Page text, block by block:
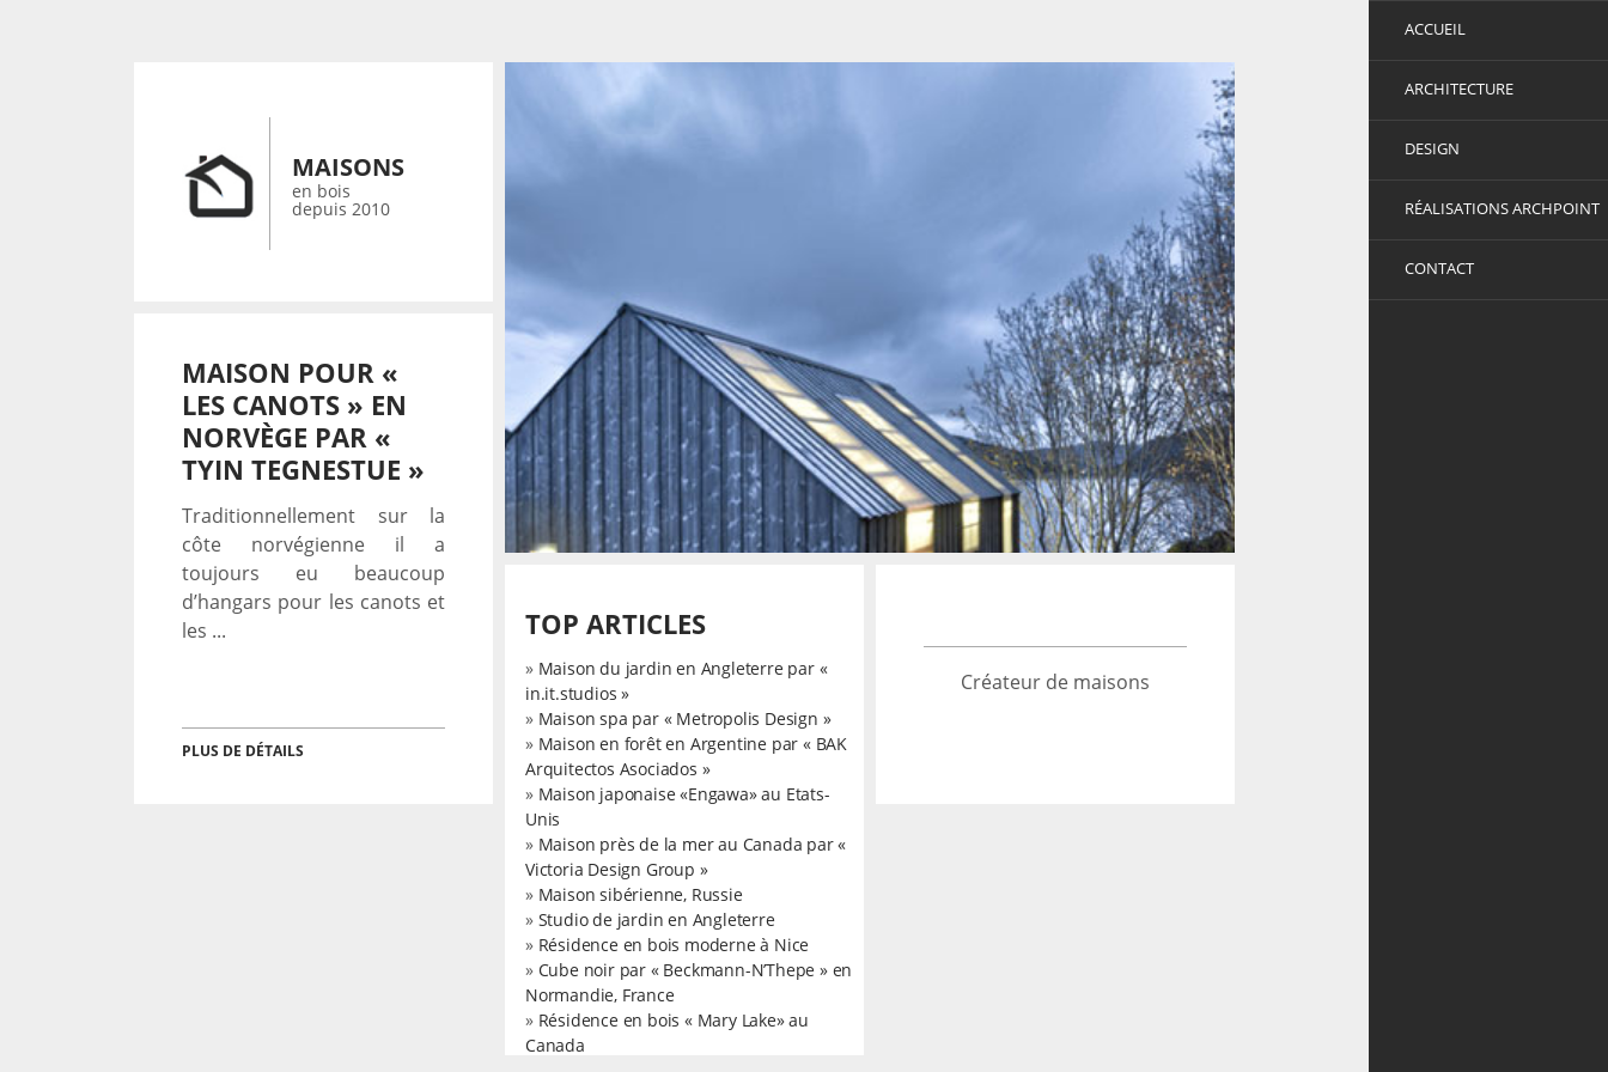
ACCUEIL
ARCHITECTURE
DESIGN
RÉALISATIONS ARCHPOINT
CONTACT
MAISONS
en bois
depuis 2010
MAISON POUR «
LES CANOTS » EN
NORVÈGE PAR «
TYIN TEGNESTUE »
Traditionnellement sur la
côte norvégienne il a
toujours eu beaucoup
d’hangars pour les canots et
les ...
PLUS DE DÉTAILS
TOP ARTICLES
» Maison du jardin en Angleterre par «
in.it.studios »
» Maison spa par « Metropolis Design »
» Maison en forêt en Argentine par « BAK
Arquitectos Asociados »
» Maison japonaise «Engawa» au Etats-
Unis
» Maison près de la mer au Canada par «
Victoria Design Group »
» Maison sibérienne, Russie
» Studio de jardin en Angleterre
» Résidence en bois moderne à Nice
» Cube noir par « Beckmann-N’Thepe » en
Normandie, France
» Résidence en bois « Mary Lake» au
Canada
Créateur de maisons